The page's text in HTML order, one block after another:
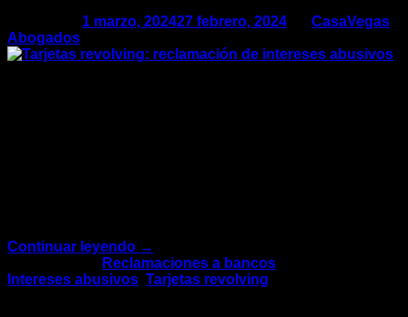
1 marzo, 202427 febrero, 2024
CasaVegas
Abogados
Continuar leyendo →
Reclamaciones a bancos
Intereses abusivos Tarjetas revolving